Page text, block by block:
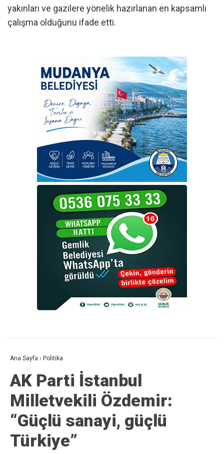
yakınları ve gazilere yönelik hazırlanan en kapsamlı
çalışma olduğunu ifade etti.
Ana Sayfa › Politika
AK Parti İstanbul
Milletvekili Özdemir:
“Güçlü sanayi, güçlü
Türkiye”